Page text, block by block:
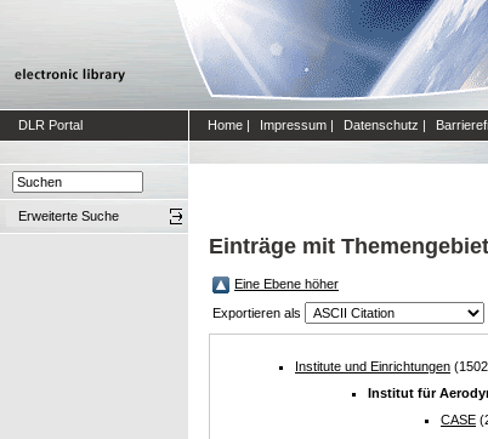
DLR Portal Home | Impressum | Datenschutz |
Erweiterte Suche
Einträge mit
Eine Ebene höher
Exportieren als
Institute und Einrichtungen
Institut für
CASE